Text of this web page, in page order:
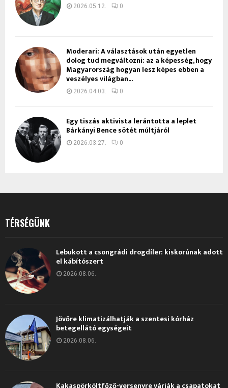
2026.05.12. 0
Moderari: A választások után egyetlen
dolog tud megváltozni: az a képesség, hogy
Magyarország hogyan lesz képes ebben a
veszélyes világban...
2026.04.03. 0
Egy tiszás aktivista lerántotta a leplet
Bárkányi Bence sötét múltjáról
2026.03.27. 0
TÉRSÉGÜNK
Lebukott a csongrádi drogdíler: kiskorúnak adott
el kábítószert
2026.08.06.
Jövőre klimatizálhatják a szentesi kórház
betegellátó egységeit
2026.08.06.
Kakaspörköltfőző-versenyre várják a csapatokat